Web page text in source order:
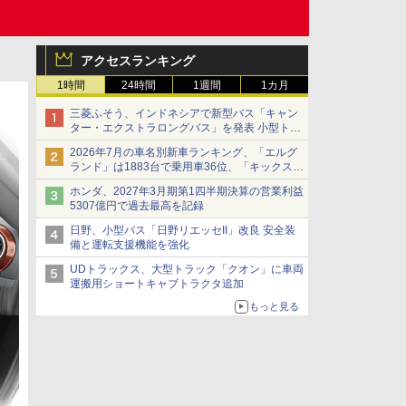
アクセスランキング
1時間 24時間 1週間 1カ月
三菱ふそう、インドネシアで新型バス「キャン
ター・エクストラロングバス」を発表 小型トラ
ックベースの観光・旅客輸送向けバス
2026年7月の車名別新車ランキング、「エルグ
ランド」は1883台で乗用車36位、「キックス」
は2591台で27位に
ホンダ、2027年3月期第1四半期決算の営業利益
5307億円で過去最高を記録
日野、小型バス「日野リエッセII」改良 安全装
備と運転支援機能を強化
UDトラックス、大型トラック「クオン」に車両
運搬用ショートキャブトラクタ追加
もっと見る